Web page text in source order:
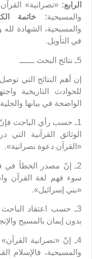
الرابع: «نصرانية»
والمسيحية؛ خاتمة
والمسيحية، الشهادة
في التأويل.
5ـ نتائج البحث ــــــ
إن أهم النتائج التي
للحوادث التاريخية
الواضحة في بيانها
1ـ حسب رأي الباحث فإنّ
الوثائق القرآنية
«القرآن دعوة نصرانية».
2ـ إنّ مصدر الخطأ في
سوء فهم لغة القرآن
«بني إسرائيل».
3ـ حسب اعتقاد
بدون إيمان بالمسيح
4ـ إنّ «نصرانية
والمسيحية، فالإسلام